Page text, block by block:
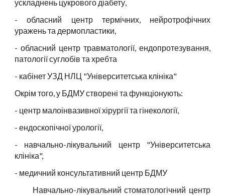
ускладнень цукрового діабету,
- обласний центр термічних, нейротрофічних
уражень та дермопластики,
- обласний центр травматології, ендопротезування,
патології суглобів та хребта
- кабінет УЗД НЛЦ "Університетська клініка"
Окрім того, у БДМУ створені та функціонують:
- центр малоінвазивної хірургії та гінекології,
- ендоскопічної урології,
- навчально-лікувальний центр "Університетська
клініка",
- медичний консультативний центр БДМУ
Навчально-лікувальний стоматологічний центр